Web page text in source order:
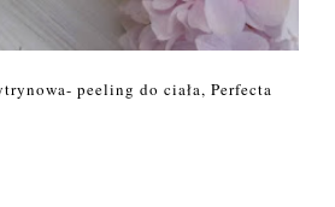
peeling do ciała, Perfecta